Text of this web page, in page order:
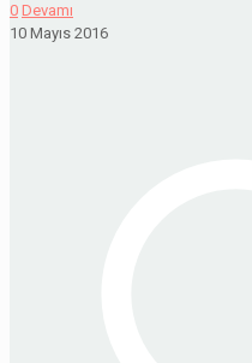
0 Devamı
10 Mayıs 2016